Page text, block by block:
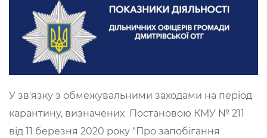
У зв'язку з обмежувальними заходами на період
карантину, визначених Постановою КМУ № 211
від 11 березня 2020 року "Про запобігання